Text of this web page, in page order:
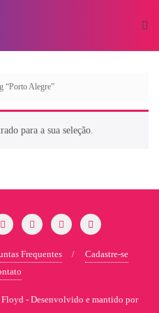
“Porto Alegre”
para a sua seleção.
Frequentes
Cadastre-se
- Desenvolvido e mantido por